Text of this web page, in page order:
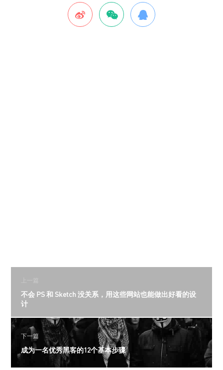
上一篇
不会 PS 和 Sketch 没关系，用这些网站也能做出好看的设
计
下一篇
成为一名优秀黑客的12个基本步骤